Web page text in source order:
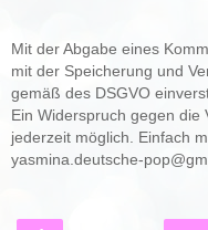
Mit der Abgabe eines
mit der Speicherung und
gemäß des DSGVO
Ein Widerspruch gegen die
jederzeit möglich. Einfach
yasmina.deutsche-